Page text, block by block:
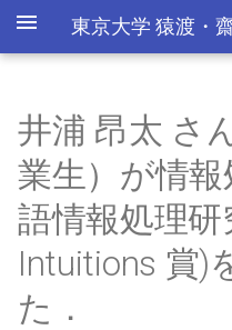
東京大学 猿渡・
井浦 昂太 さ
業生）が情
語情報処理研
Intuitions 賞)
た．